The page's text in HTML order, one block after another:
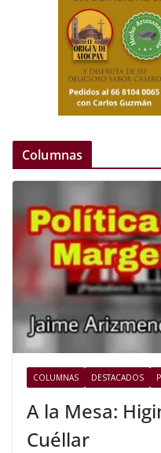
Columnas
COLUMNAS DESTACADOS
A la Mesa:
Cuéllar